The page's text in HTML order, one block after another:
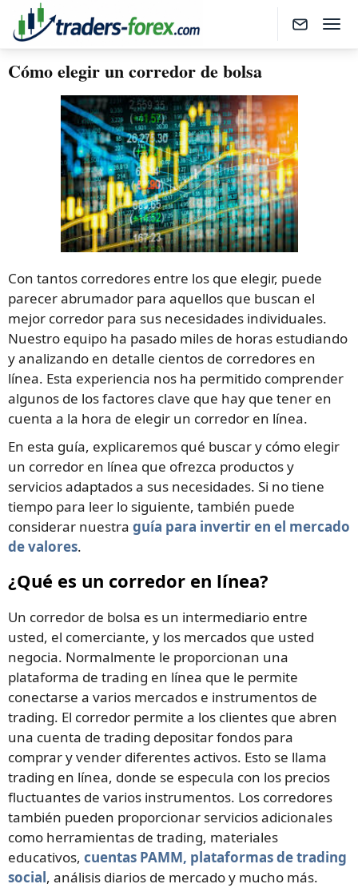
Cómo elegir un corredor de bolsa
Con tantos corredores entre los que elegir, puede
parecer abrumador para aquellos que buscan el
mejor corredor para sus necesidades individuales.
Nuestro equipo ha pasado miles de horas estudiando
y analizando en detalle cientos de corredores en
línea. Esta experiencia nos ha permitido comprender
algunos de los factores clave que hay que tener en
cuenta a la hora de elegir un corredor en línea.
En esta guía, explicaremos qué buscar y cómo elegir
un corredor en línea que ofrezca productos y
servicios adaptados a sus necesidades. Si no tiene
tiempo para leer lo siguiente, también puede
considerar nuestra guía para invertir en el mercado
de valores.
¿Qué es un corredor en línea?
Un corredor de bolsa es un intermediario entre
usted, el comerciante, y los mercados que usted
negocia. Normalmente le proporcionan una
plataforma de trading en línea que le permite
conectarse a varios mercados e instrumentos de
trading. El corredor permite a los clientes que abren
una cuenta de trading depositar fondos para
comprar y vender diferentes activos. Esto se llama
trading en línea, donde se especula con los precios
fluctuantes de varios instrumentos. Los corredores
también pueden proporcionar servicios adicionales
como herramientas de trading, materiales
educativos, cuentas PAMM, plataformas de trading
social, análisis diarios de mercado y mucho más.